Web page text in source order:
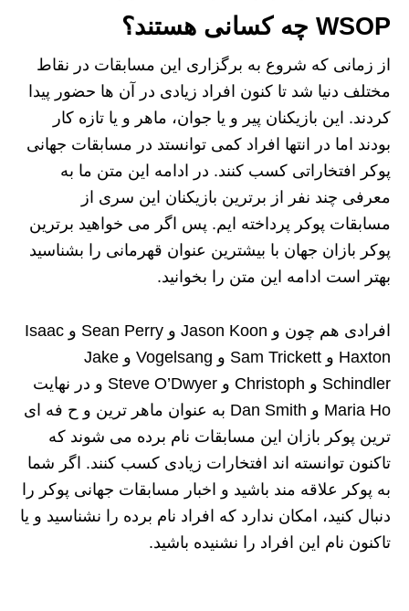
WSOP چه کسانی هستند؟
از زمانی که شروع به برگزاری این مسابقات در نقاط
مختلف دنیا شد تا کنون افراد زیادی در آن ها حضور پیدا
کردند. این بازیکنان پیر و یا جوان، ماهر و یا تازه کار
بودند اما در انتها افراد کمی توانستد در مسابقات جهانی
پوکر افتخاراتی کسب کنند. در ادامه این متن ما به
معرفی چند نفر از برترین بازیکنان این سری از
مسابقات پوکر پرداخته ایم. پس اگر می خواهید برترین
پوکر بازان جهان با بیشترین عنوان قهرمانی را بشناسید
بهتر است ادامه این متن را بخوانید.
افرادی هم چون و Jason Koon و Sean Perry و Isaac
Haxton و Sam Trickett و Vogelsang و Jake
Schindler و Christoph و Steve O’Dwyer و در نهایت
Maria Ho و Dan Smith به عنوان ماهر ترین و ح فه ای
ترین پوکر بازان این مسابقات نام برده می شوند که
تاکنون توانسته اند افتخارات زیادی کسب کنند. اگر شما
به پوکر علاقه مند باشید و اخبار مسابقات جهانی پوکر را
دنبال کنید، امکان ندارد که افراد نام برده را نشناسید و یا
تاکنون نام این افراد را نشنیده باشید.